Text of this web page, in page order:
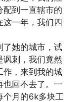
配到一直辖市的
这一年，我们四
了她的城市，试
讽刺，我们竟然
作，来到我的城
也回不去了。一
个月的6k多块工